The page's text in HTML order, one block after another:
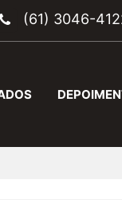
(61) 3046-